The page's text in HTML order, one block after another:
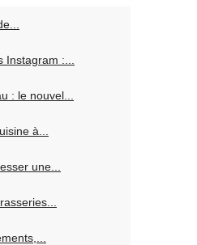
:...
: le nouvel...
à...
une...